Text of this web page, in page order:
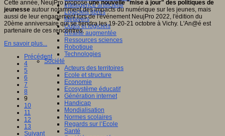
Intelligence artificielle
Logiciels libres
Métavers
Outils et logiciels
Réalité augmentée
Ressources sciences
Robotique
Technologies
Société
Acteurs des territoires
Ecole et structure
Economie
Ecosystème éducatif
Génération internet
Handicap
Mondialisation
Normes scolaires
Regards sur l’Ecole
Santé
Cette année, NeujPro proposeune nouvelle "mise à jour" des politiques de
jeunesse autour notamment des impacts du numérique sur les jeunes, mais
aussi de leur engagement lors de l'événement NeujPro 2022, l'édition du
20ème anniversaire qui se tiendra les 19-20-21 octobre à Vichy. L'An@é est
partenaire de ces rencontres.
En savoir plus...
Précédent
4
5
6
7
8
9
10
11
12
13
Suivant